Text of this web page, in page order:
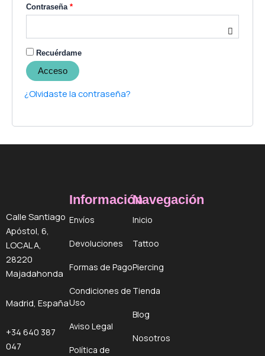
Contraseña *
Recuérdame
Acceso
¿Olvidaste la contraseña?
Calle Santiago
Apóstol, 6,
LOCAL A,
28220
Majadahonda
Madrid, España
+34 640 387
047
Información
Envíos
Devoluciones
Formas de Pago
Condiciones de
Uso
Aviso Legal
Política de
Navegación
Inicio
Tattoo
Piercing
Tienda
Blog
Nosotros